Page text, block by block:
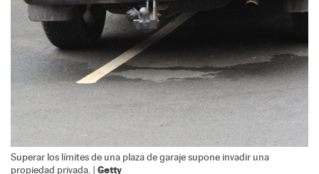
Superar los límites de una plaza de garaje supone invadir una
propiedad privada. | Getty